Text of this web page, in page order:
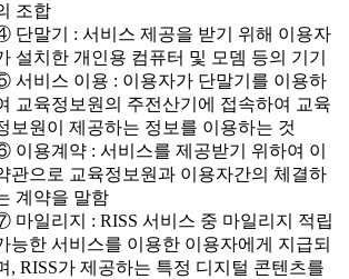
조합
단말기 : 서비스 제공을 받기 위해 이용자
설치한 개인용 컴퓨터 및 모뎀 등의 기기
서비스 이용 : 이용자가 단말기를 이용하
교육정보원의 주전산기에 접속하여 교육
보원이 제공하는 정보를 이용하는 것
이용계약 : 서비스를 제공받기 위하여 이
관으로 교육정보원과 이용자간의 체결하
계약을 말함
마일리지 : RISS 서비스 중 마일리지 적립
능한 서비스를 이용한 이용자에게 지급되
, RISS가 제공하는 특정 디지털 콘텐츠를